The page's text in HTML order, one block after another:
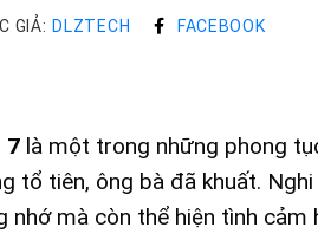
GIẢ: DLZTECH FACEBOOK
7 là một trong những phong
tổ tiên, ông bà đã khuất.
mà còn thể hiện tình cảm